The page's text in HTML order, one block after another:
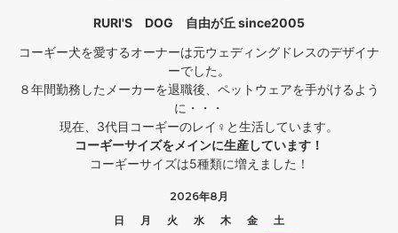
RURI'S DOG 自由が丘 since2005
コーギー犬を愛するオーナーは元ウェディングドレスのデザイナ
ーでした。
８年間勤務したメーカーを退職後、ペットウェアを手がけるよう
に・・・
現在、3代目コーギーのレイ♀と生活しています。
コーギーサイズをメインに生産しています！
コーギーサイズは5種類に増えました！
2026年8月
日
月 火 水 木 金
土